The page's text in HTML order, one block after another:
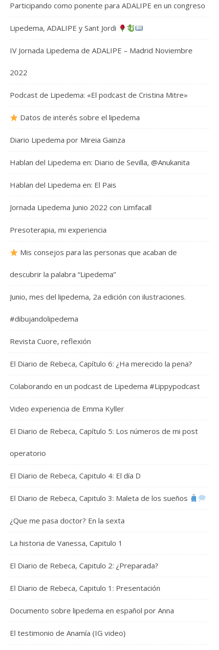
Participando como ponente para ADALIPE en un congreso
Lipedema, ADALIPE y Sant Jordi
IV Jornada Lipedema de ADALIPE – Madrid Noviembre
2022
Podcast de Lipedema: «El podcast de Cristina Mitre»
Datos de interés sobre el lipedema
Diario Lipedema por Mireia Gainza
Hablan del Lipedema en: Diario de Sevilla, @Anukanita
Hablan del Lipedema en: El Pais
Jornada Lipedema Junio 2022 con Limfacall
Presoterapia, mi experiencia
Mis consejos para las personas que acaban de
descubrir la palabra “Lipedema”
Junio, mes del lipedema, 2a edición con ilustraciones.
#dibujandolipedema
Revista Cuore, reflexión
El Diario de Rebeca, Capítulo 6: ¿Ha merecido la pena?
Colaborando en un podcast de Lipedema #Lippypodcast
Video experiencia de Emma Kyller
El Diario de Rebeca, Capítulo 5: Los números de mi post
operatorio
El Diario de Rebeca, Capitulo 4: El día D
El Diario de Rebeca, Capitulo 3: Maleta de los sueños
¿Que me pasa doctor? En la sexta
La historia de Vanessa, Capitulo 1
El Diario de Rebeca, Capitulo 2: ¿Preparada?
El Diario de Rebeca, Capitulo 1: Presentación
Documento sobre lipedema en español por Anna
El testimonio de Anamía (IG video)